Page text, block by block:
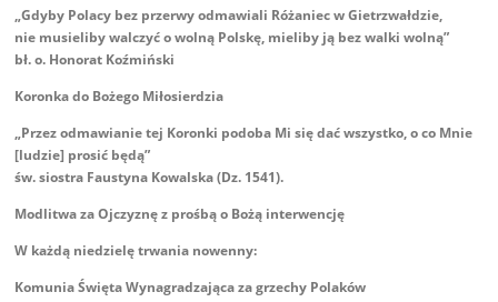
„Gdyby Polacy bez przerwy odmawiali Różaniec w Gietrzwałdzie,
nie musieliby walczyć o wolną Polskę, mieliby ją bez walki wolną”
bł. o. Honorat Koźmiński
Koronka do Bożego Miłosierdzia
„Przez odmawianie tej Koronki podoba Mi się dać wszystko, o co Mnie
[ludzie] prosić będą”
św. siostra Faustyna Kowalska (Dz. 1541).
Modlitwa za Ojczyznę z prośbą o Bożą interwencję
W każdą niedzielę trwania nowenny:
Komunia Święta Wynagradzająca za grzechy Polaków